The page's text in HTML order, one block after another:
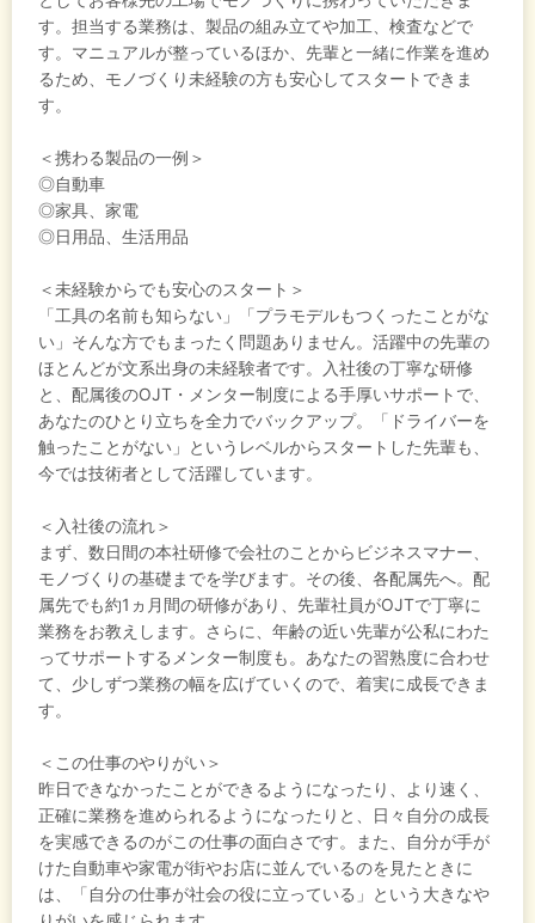
す。担当する業務は、製品の組み立てや加工、検査などで
す。マニュアルが整っているほか、先輩と一緒に作業を進め
るため、モノづくり未経験の方も安心してスタートできま
す。
＜携わる製品の一例＞
◎自動車
◎家具、家電
◎日用品、生活用品
＜未経験からでも安心のスタート＞
「工具の名前も知らない」「プラモデルもつくったことがな
い」そんな方でもまったく問題ありません。活躍中の先輩の
ほとんどが文系出身の未経験者です。入社後の丁寧な研修
と、配属後のOJT・メンター制度による手厚いサポートで、
あなたのひとり立ちを全力でバックアップ。「ドライバーを
触ったことがない」というレベルからスタートした先輩も、
今では技術者として活躍しています。
＜入社後の流れ＞
まず、数日間の本社研修で会社のことからビジネスマナー、
モノづくりの基礎までを学びます。その後、各配属先へ。配
属先でも約1ヵ月間の研修があり、先輩社員がOJTで丁寧に
業務をお教えします。さらに、年齢の近い先輩が公私にわた
ってサポートするメンター制度も。あなたの習熟度に合わせ
て、少しずつ業務の幅を広げていくので、着実に成長できま
す。
＜この仕事のやりがい＞
昨日できなかったことができるようになったり、より速く、
正確に業務を進められるようになったりと、日々自分の成長
を実感できるのがこの仕事の面白さです。また、自分が手が
けた自動車や家電が街やお店に並んでいるのを見たときに
は、「自分の仕事が社会の役に立っている」という大きなや